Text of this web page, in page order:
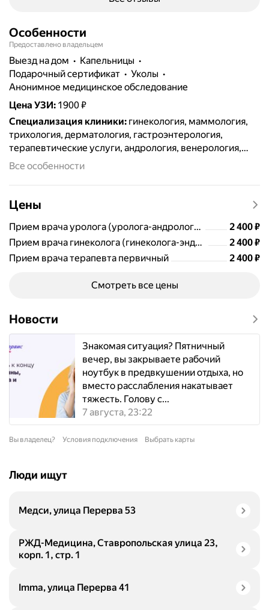
Особенности
Предоставлено владельцем
выезд на дом
капельницы
подарочный сертификат
уколы
анонимное медицинское обследование
Цена УЗИ: 1900 ₽
Специализация клиники: гинекология, маммология,
трихология, дерматология, гастроэнтерология,
терапевтические услуги, андрология, венерология,
пульмонология, кардиология, колопроктология,
акушерство, инфузионная терапия,
оториноларингология
Все особенности
Цены
Прием врача уролога (уролога-андролога) первичный Цена
2400
2 400₽
Прием врача гинеколога (гинеколога-эндокринолога) первичный
Цена
2400
2 400₽
Прием врача терапевта первичный
Цена
2400
2 400₽
Смотреть все цены
Новости
Знакомая ситуация? Пятничный
вечер, вы закрываете рабочий
ноутбук в предвкушении отдыха, но
вместо расслабления накатывает
тяжесть. Голову с...
7 августа, 23:22
Вы владелец? Условия подключения Выбрать карты
Люди ищут
Медси, улица Перерва 53
РЖД-Медицина, Ставропольская улица 23,
корп. 1, стр. 1
Imma, улица Перерва 41